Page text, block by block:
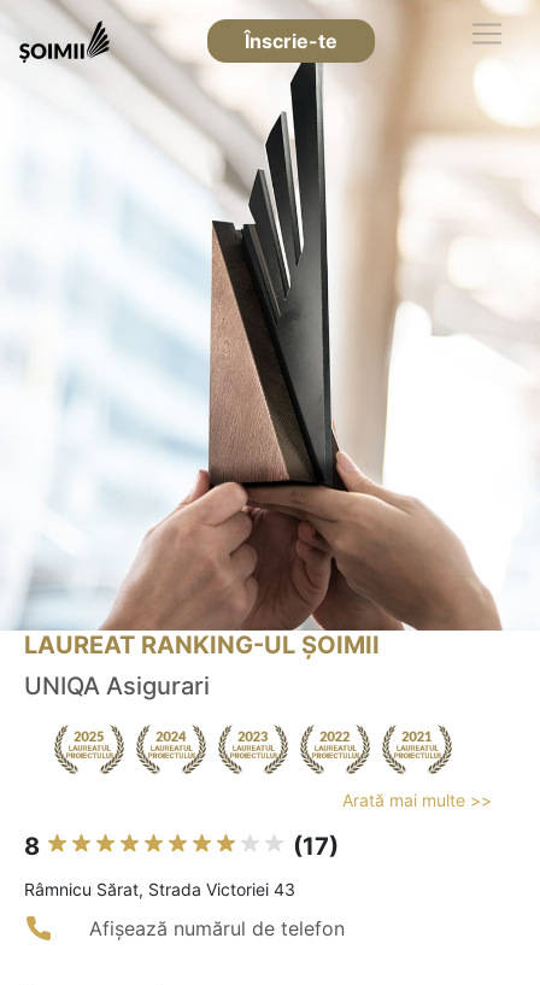
Înscrie-te
LAUREAT RANKING-UL ȘOIMII
UNIQA Asigurari
Arată mai multe >>
8 (17)
Râmnicu Sărat, Strada Victoriei 43
Afișează numărul de telefon